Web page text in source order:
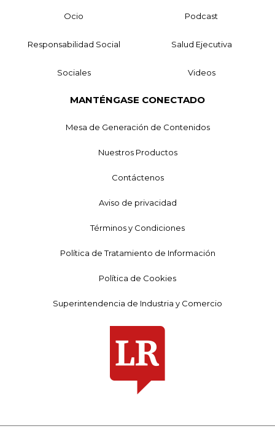
Ocio Podcast
Responsabilidad Social Salud Ejecutiva
Sociales Videos
MANTÉNGASE CONECTADO
Mesa de Generación de Contenidos
Nuestros Productos
Contáctenos
Aviso de privacidad
Términos y Condiciones
Política de Tratamiento de Información
Política de Cookies
Superintendencia de Industria y Comercio